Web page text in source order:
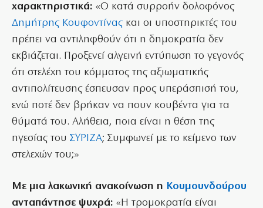
χαρακτηριστικά: «Ο κατά συρροήν δολοφόνος
Δημήτρης Κουφοντίναςκαι οι υποστηρικτές του
πρέπει να αντιληφθούν ότι η δημοκρατία δεν
εκβιάζεται. Προξενεί αλγεινή εντύπωση το γεγονός
ότι στελέχη του κόμματος της αξιωματικής
αντιπολίτευσης έσπευσαν προς υπεράσπισή του,
ενώ ποτέ δεν βρήκαν να πουν κουβέντα για τα
θύματά του. Αλήθεια, ποια είναι η θέση της
ηγεσίας του ΣΥΡΙΖΑ; Συμφωνεί με το κείμενο των
στελεχών του;»
Με μια λακωνική ανακοίνωση η Κουμουνδούρου
ανταπάντησε ψυχρά: «Η τρομοκρατία είναι